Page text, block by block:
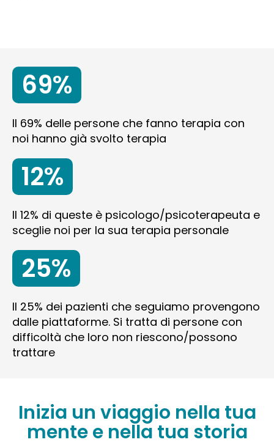
69%
Il 69% delle persone che fanno terapia con
noi hanno già svolto terapia
12%
Il 12% di queste è psicologo/psicoterapeuta e
sceglie noi per la sua terapia personale
25%
Il 25% dei pazienti che seguiamo provengono
dalle piattaforme. Si tratta di persone con
difficoltà che loro non riescono/possono
trattare
Inizia un viaggio nella tua
mente e nella tua storia